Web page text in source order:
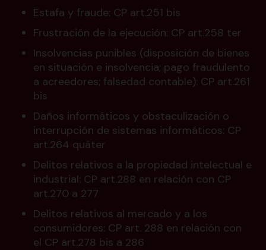
Estafa y fraude: CP art.251 bis
Frustración de la ejecución: CP art.258 ter
Insolvencias punibles (disposición de bienes
en situación e insolvencia; pago fraudulento
a acreedores; falsedad contable): CP art.261
bis
Daños informáticos y obstaculización o
interrupción de sistemas informáticos: CP
art.264 quáter
Delitos relativos a la propiedad intelectual e
industrial: CP art.288 en relación con CP
art.270 a 277
Delitos relativos al mercado y a los
consumidores: CP art. 288 en relación con
el CP art.278 bis a 286